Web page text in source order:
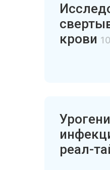
крови 10
реал-